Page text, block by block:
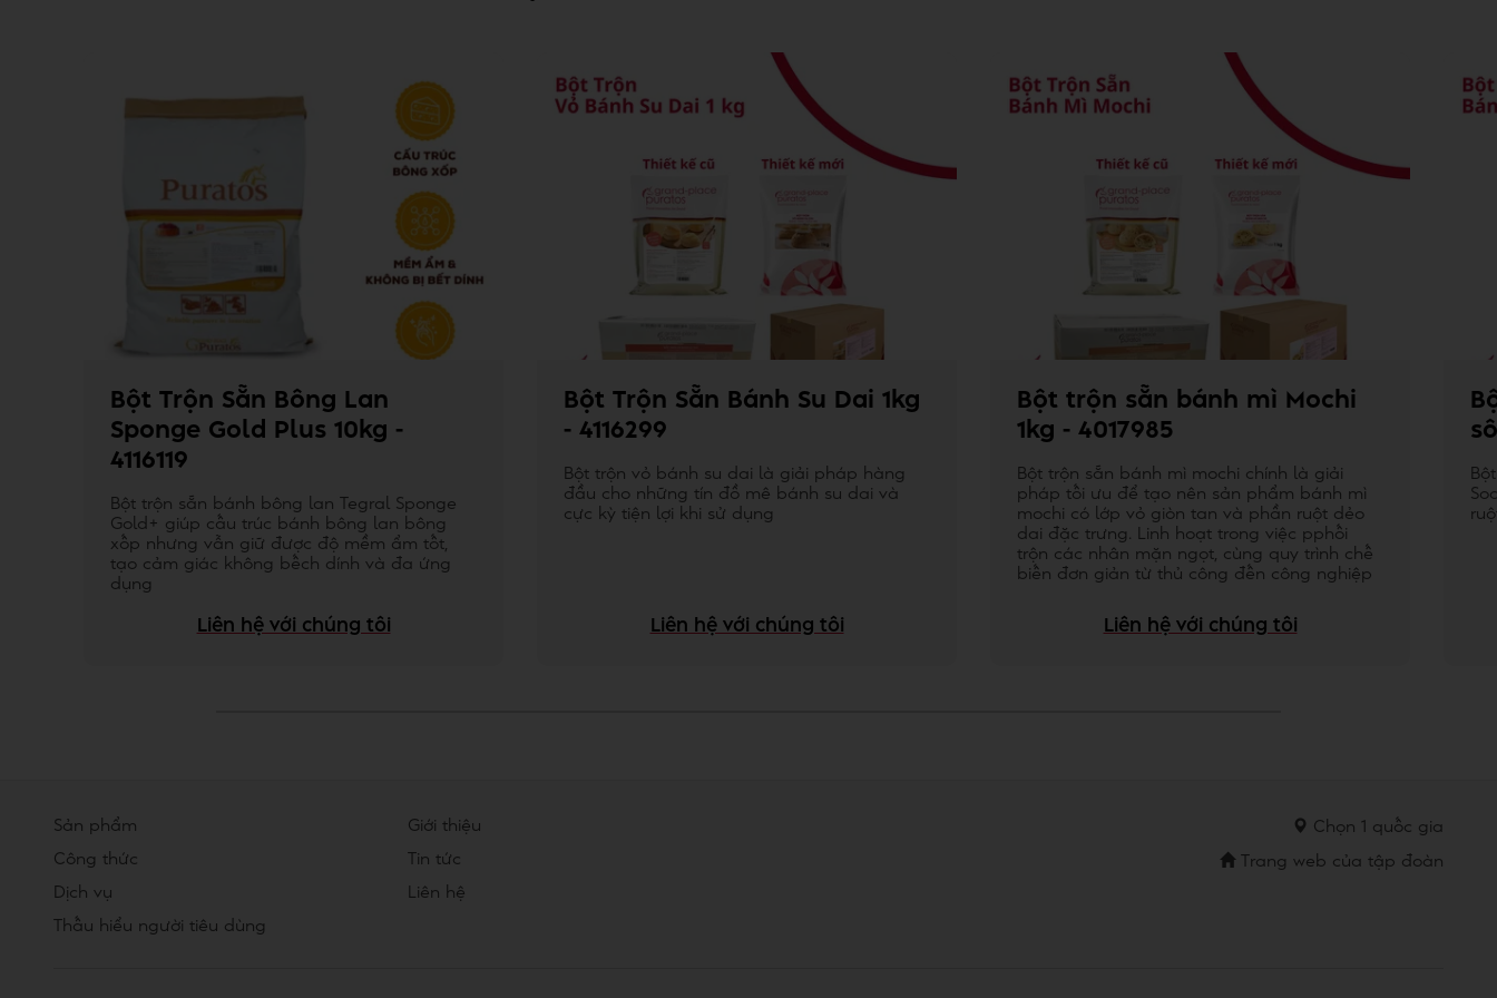
Bột Trộn Sẵn Bông Lan
Sponge Gold Plus 10kg -
4116119
Bột trộn sẵn bánh bông lan Tegral Sponge
Gold+ giúp cấu trúc bánh bông lan bông
xốp nhưng vẫn giữ được độ mềm ẩm tốt,
tạo cảm giác không bếch dính và đa ứng
dụng
Liên hệ với chúng tôi
Bột Trộn Sẵn Bánh Su Dai 1kg
- 4116299
Bột trộn vỏ bánh su dai là giải pháp hàng
đầu cho những tín đồ mê bánh su dai và
cực kỳ tiện lợi khi sử dụng
Liên hệ với chúng tôi
Bột trộn sẵn bánh mì Mochi
1kg - 4017985
Bột trộn sẵn bánh mì mochi chính là giải
pháp tối ưu để tạo nên sản phẩm bánh mì
mochi có lớp vỏ giòn tan và phần ruột dẻo
dai đặc trưng. Linh hoạt trong việc pphối
trộn các nhân mặn ngọt, cùng quy trình chế
biến đơn giản từ thủ công đến công nghiệp
Liên hệ với chúng tôi
Sản phẩm
Công thức
Dịch vụ
Thấu hiểu người tiêu dùng
Giới thiệu
Tin tức
Liên hệ
Chọn 1 quốc gia
Trang web của tập đoàn